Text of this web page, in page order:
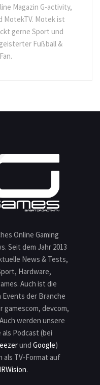
Magazin G-activity,
MotekTV. Motek ist
gerne Sport und
Fußball &
Online Gaming
Seit dem Jahr 2013
News & Tests,
Hardware,
Auch ist die
der Branche
devcom,
Auch werden unsere
Podcast (bei
und Google)
TV-Format auf
.